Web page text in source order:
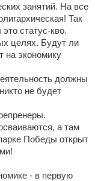
занятий. На все
Так
статус-кво.
целях. Будут ли
на экономику
должны
не будет
а там
Победы открыт
- в первую